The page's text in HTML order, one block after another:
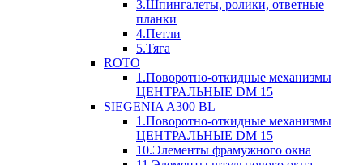
3.Шпингалеты, ролики, ответные
планки
4.Петли
5.Тяга
ROTO
1.Поворотно-откидные механизмы
ЦЕНТРАЛЬНЫЕ DM 15
SIEGENIA A300 BL
1.Поворотно-откидные механизмы
ЦЕНТРАЛЬНЫЕ DM 15
10.Элементы фрамужного окна